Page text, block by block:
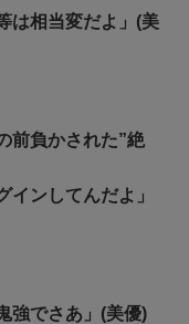
は相当変だよ」(美
前負かされた”絶
インしてんだよ」
強でさあ」(美優)